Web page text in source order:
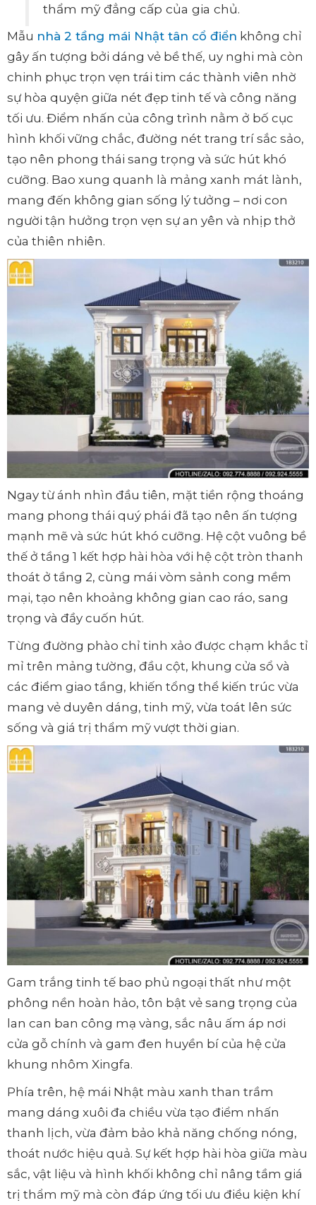
thẩm mỹ đẳng cấp của gia chủ.
Mẫu nhà 2 tầng mái Nhật tân cổ điển không chỉ
gây ấn tượng bởi dáng vẻ bề thế, uy nghi mà còn
chinh phục trọn vẹn trái tim các thành viên nhờ
sự hòa quyện giữa nét đẹp tinh tế và công năng
tối ưu. Điểm nhấn của công trình nằm ở bố cục
hình khối vững chắc, đường nét trang trí sắc sảo,
tạo nên phong thái sang trọng và sức hút khó
cưỡng. Bao xung quanh là mảng xanh mát lành,
mang đến không gian sống lý tưởng – nơi con
người tận hưởng trọn vẹn sự an yên và nhịp thở
của thiên nhiên.
Ngay từ ánh nhìn đầu tiên, mặt tiền rộng thoáng
mang phong thái quý phái đã tạo nên ấn tượng
mạnh mẽ và sức hút khó cưỡng. Hệ cột vuông bề
thế ở tầng 1 kết hợp hài hòa với hệ cột tròn thanh
thoát ở tầng 2, cùng mái vòm sảnh cong mềm
mại, tạo nên khoảng không gian cao ráo, sang
trọng và đầy cuốn hút.
Từng đường phào chỉ tinh xảo được chạm khắc tỉ
mỉ trên mảng tường, đầu cột, khung cửa sổ và
các điểm giao tầng, khiến tổng thể kiến trúc vừa
mang vẻ duyên dáng, tinh mỹ, vừa toát lên sức
sống và giá trị thẩm mỹ vượt thời gian.
Gam trắng tinh tế bao phủ ngoại thất như một
phông nền hoàn hảo, tôn bật vẻ sang trọng của
lan can ban công mạ vàng, sắc nâu ấm áp nơi
cửa gỗ chính và gam đen huyền bí của hệ cửa
khung nhôm Xingfa.
Phía trên, hệ mái Nhật màu xanh than trầm
mang dáng xuôi đa chiều vừa tạo điểm nhấn
thanh lịch, vừa đảm bảo khả năng chống nóng,
thoát nước hiệu quả. Sự kết hợp hài hòa giữa màu
sắc, vật liệu và hình khối không chỉ nâng tầm giá
trị thẩm mỹ mà còn đáp ứng tối ưu điều kiện khí